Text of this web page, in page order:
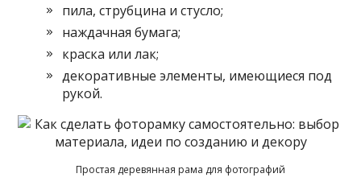
пила, струбцина и стусло;
наждачная бумага;
краска или лак;
декоративные элементы, имеющиеся под
рукой.
Простая деревянная рама для фотографий